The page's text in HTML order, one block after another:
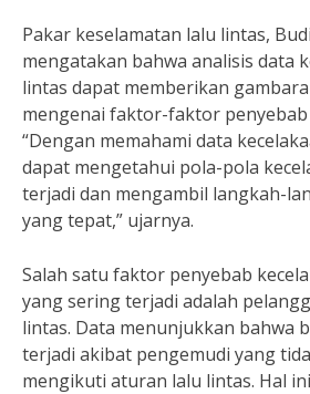
Pakar keselamatan lalu lintas,
mengatakan bahwa analisis data
lintas dapat memberikan
mengenai faktor-faktor penyebab
“Dengan memahami data
dapat mengetahui pola-pola
terjadi dan mengambil langkah-
yang tepat,” ujarnya.
Salah satu faktor penyebab
yang sering terjadi adalah
lintas. Data menunjukkan bahwa
terjadi akibat pengemudi yang
mengikuti aturan lalu lintas. Hal